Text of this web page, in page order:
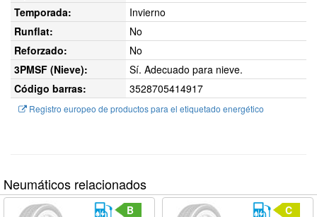
Temporada:
Invierno
Runflat:
No
Reforzado:
No
3PMSF (Nieve):
Sí. Adecuado para nieve.
Código barras:
3528705414917
Registro europeo de productos para el etiquetado energético
Neumáticos relacionados
B
C